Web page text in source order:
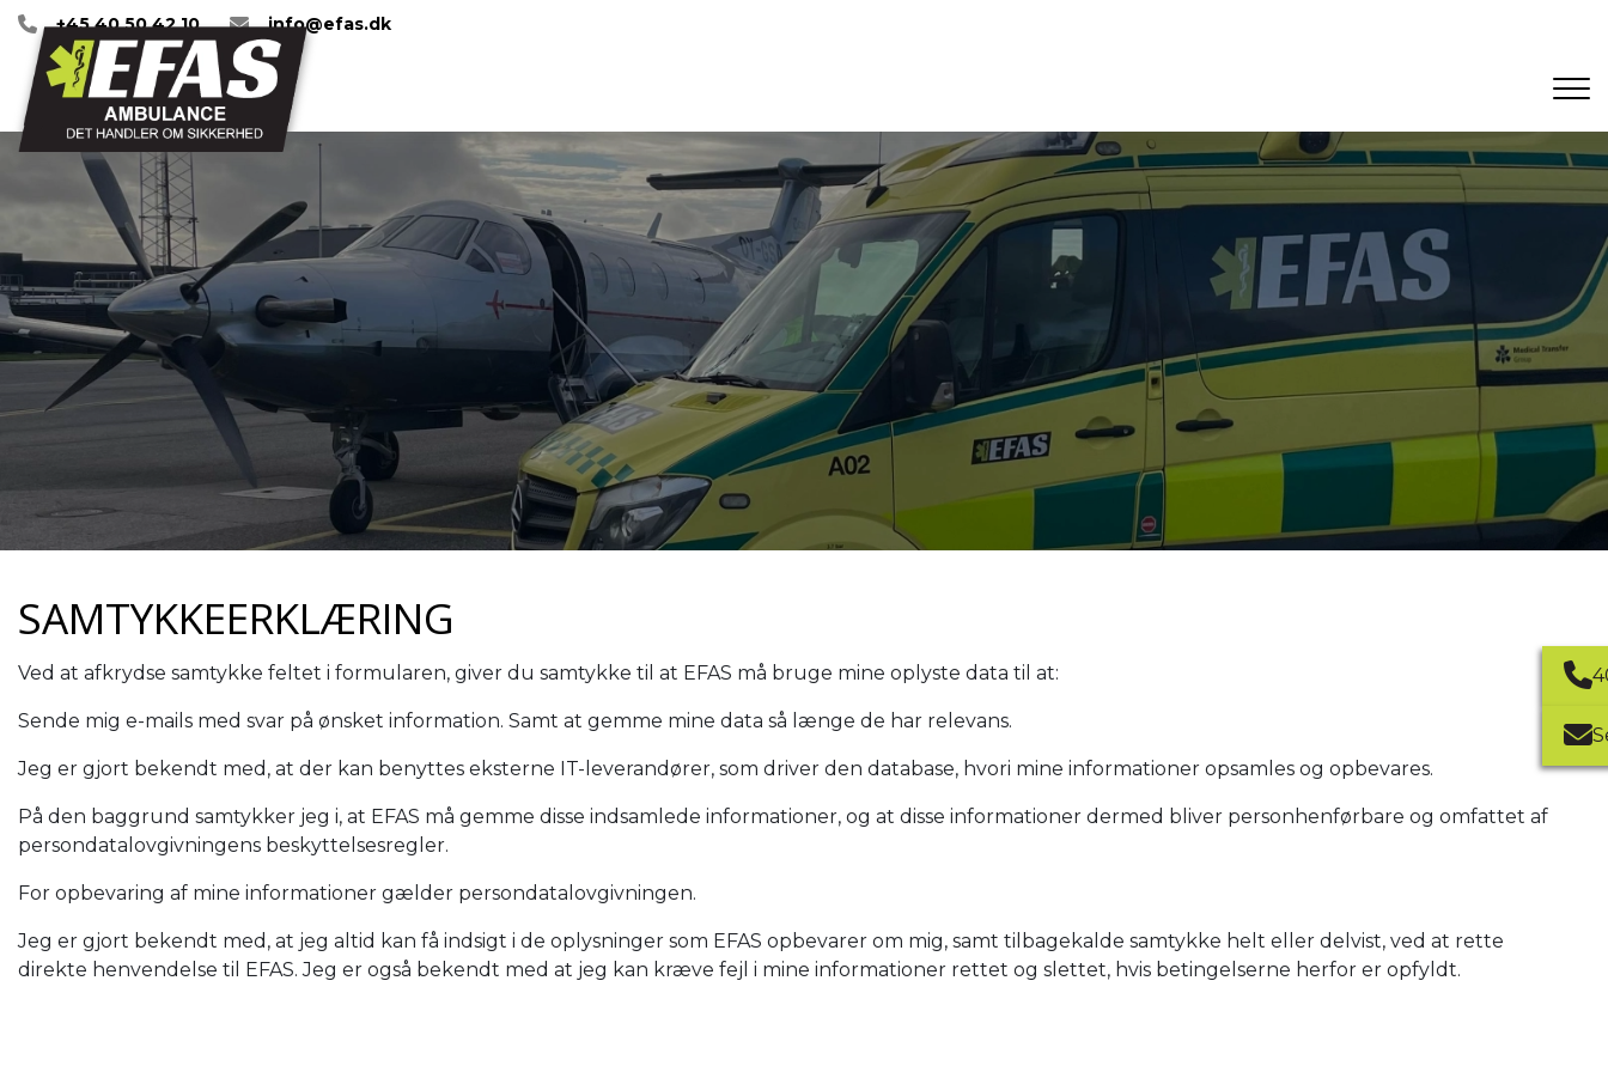
Gå
hovedindhold
+45 40 50 42 10 info@efas.dk
SAMTYKKEERKLÆRING
Ved at afkrydse samtykke feltet i formularen, giver du samtykke til at EFAS må bruge mine oplyste data til at:
Sende mig e-mails med svar på ønsket information. Samt at gemme mine data så længe de har relevans.
Jeg er gjort bekendt med, at der kan benyttes eksterne IT-leverandører, som driver den database, hvori mine informationer opsamles og opbevares.
På den baggrund samtykker jeg i, at EFAS må gemme disse indsamlede informationer, og at disse informationer dermed bliver personhenførbare og omfattet af
persondatalovgivningens beskyttelsesregler.
For opbevaring af mine informationer gælder persondatalovgivningen.
Jeg er gjort bekendt med, at jeg altid kan få indsigt i de oplysninger som EFAS opbevarer om mig, samt tilbagekalde samtykke helt eller delvist, ved at rette
direkte henvendelse til EFAS. Jeg er også bekendt med at jeg kan kræve fejl i mine informationer rettet og slettet, hvis betingelserne herfor er opfyldt.